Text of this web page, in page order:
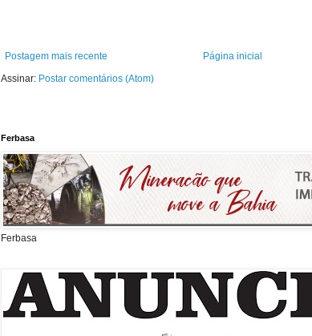
Postagem mais recente
Página inicial
Assinar: Postar comentários (Atom)
Ferbasa
Ferbasa